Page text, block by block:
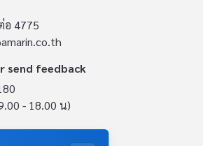
อ 4775
send feedback
- 18.00 น)